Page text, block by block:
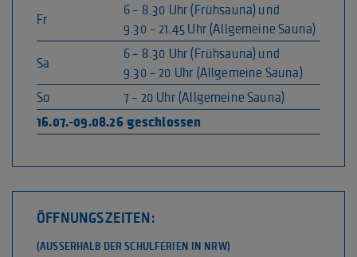
Fr
6 – 8.30 Uhr (Frühsauna) und
9.30 – 21.45 Uhr (Allgemeine Sauna)
Sa
6 – 8.30 Uhr (Frühsauna) und
9.30 – 20 Uhr (Allgemeine Sauna)
So
7 – 20 Uhr (Allgemeine Sauna)
16.07.-09.08.26 geschlossen
ÖFFNUNGSZEITEN:
(AUSSERHALB DER SCHULFERIEN IN NRW)